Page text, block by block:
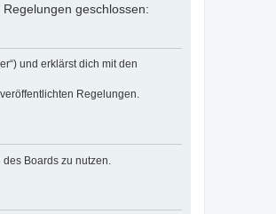
geschlossen:
und erklärst dich mit den
Regelungen.
Boards zu nutzen.